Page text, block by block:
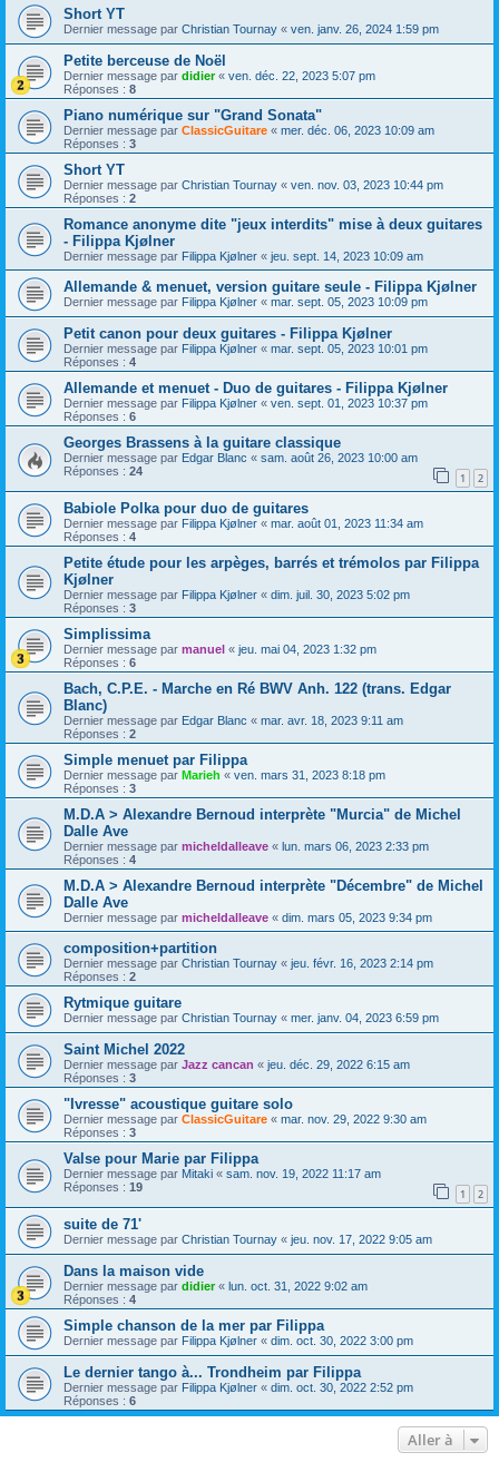
Short YT
Dernier message par Christian Tournay « ven. janv. 26, 2024 1:59 pm
Petite berceuse de Noël
Dernier message par didier« ven. déc. 22, 2023 5:07 pm
Réponses : 8
Piano numérique sur "Grand Sonata"
Dernier message par ClassicGuitare « mer. déc. 06, 2023 10:09 am
Réponses : 3
Short YT
Dernier message par Christian Tournay « ven. nov. 03, 2023 10:44 pm
Réponses : 2
Romance anonyme dite "jeux interdits" mise à deux guitares
- Filippa Kjølner
Dernier message par Filippa Kjølner « jeu. sept. 14, 2023 10:09 am
Allemande & menuet, version guitare seule - Filippa Kjølner
Dernier message par Filippa Kjølner « mar. sept. 05, 2023 10:09 pm
Petit canon pour deux guitares - Filippa Kjølner
Dernier message par Filippa Kjølner « mar. sept. 05, 2023 10:01 pm
Réponses : 4
Allemande et menuet - Duo de guitares - Filippa Kjølner
Dernier message par Filippa Kjølner « ven. sept. 01, 2023 10:37 pm
Réponses : 6
Georges Brassens à la guitare classique
Dernier message par Edgar Blanc « sam. août 26, 2023 10:00 am
Réponses : 24 1 2
Babiole Polka pour duo de guitares
Dernier message par Filippa Kjølner « mar. août 01, 2023 11:34 am
Réponses : 4
Petite étude pour les arpèges, barrés et trémolos par Filippa
Kjølner
Dernier message par Filippa Kjølner « dim. juil. 30, 2023 5:02 pm
Réponses : 3
Simplissima
Dernier message par manuel « jeu. mai 04, 2023 1:32 pm
Réponses : 6
Bach, C.P.E. - Marche en Ré BWV Anh. 122 (trans. Edgar
Blanc)
Dernier message par Edgar Blanc « mar. avr. 18, 2023 9:11 am
Réponses : 2
Simple menuet par Filippa
Dernier message par Marieh « ven. mars 31, 2023 8:18 pm
Réponses : 3
M.D.A > Alexandre Bernoud interprète "Murcia" de Michel
Dalle Ave
Dernier message par micheldalleave « lun. mars 06, 2023 2:33 pm
Réponses : 4
M.D.A > Alexandre Bernoud interprète "Décembre" de Michel
Dalle Ave
Dernier message par micheldalleave « dim. mars 05, 2023 9:34 pm
composition+partition
Dernier message par Christian Tournay « jeu. févr. 16, 2023 2:14 pm
Réponses : 2
Rytmique guitare
Dernier message par Christian Tournay « mer. janv. 04, 2023 6:59 pm
Saint Michel 2022
Dernier message par Jazz cancan « jeu. déc. 29, 2022 6:15 am
Réponses : 3
"Ivresse" acoustique guitare solo
Dernier message par ClassicGuitare « mar. nov. 29, 2022 9:30 am
Réponses : 3
Valse pour Marie par Filippa
Dernier message par Mitaki « sam. nov. 19, 2022 11:17 am
Réponses : 19 1 2
suite de 71'
Dernier message par Christian Tournay « jeu. nov. 17, 2022 9:05 am
Dans la maison vide
Dernier message par didier« lun. oct. 31, 2022 9:02 am
Réponses : 4
Simple chanson de la mer par Filippa
Dernier message par Filippa Kjølner « dim. oct. 30, 2022 3:00 pm
Le dernier tango à... Trondheim par Filippa
Dernier message par Filippa Kjølner « dim. oct. 30, 2022 2:52 pm
Réponses : 6
Aller à